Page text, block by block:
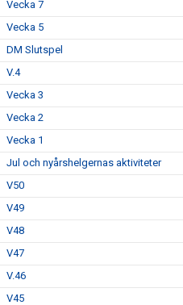
Vecka 7
Vecka 5
DM Slutspel
V.4
Vecka 3
Vecka 2
Vecka 1
Jul och nyårshelgernas aktiviteter
V50
V49
V48
V47
V.46
V45